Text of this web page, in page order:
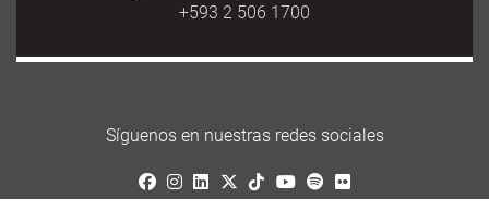
+593 2 506 1700
Síguenos en nuestras redes sociales